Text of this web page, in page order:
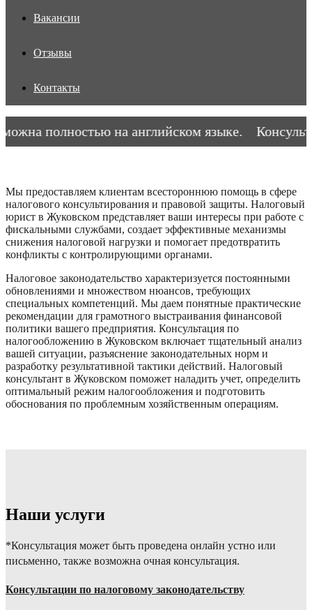
Вакансии
Отзывы
Контакты
полностью на английском языке.
Мы предоставляем клиентам всестороннюю помощь в сфере
налогового консультирования и правовой защиты. Налоговый
юрист в Жуковском представляет ваши интересы при работе с
фискальными службами, создает эффективные механизмы
снижения налоговой нагрузки и помогает предотвратить
конфликты с контролирующими органами.
Налоговое законодательство характеризуется постоянными
обновлениями и множеством нюансов, требующих
специальных компетенций. Мы даем понятные практические
рекомендации для грамотного выстраивания финансовой
политики вашего предприятия. Консультация по
налогообложению в Жуковском включает тщательный анализ
вашей ситуации, разъяснение законодательных норм и
разработку результативной тактики действий. Налоговый
консультант в Жуковском поможет наладить учет, определить
оптимальный режим налогообложения и подготовить
обоснования по проблемным хозяйственным операциям.
Наши услуги
*Консультация может быть проведена онлайн устно или
письменно, также возможна очная консультация.
Консультации по налоговому законодательству